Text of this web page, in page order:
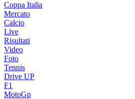
Coppa Italia
Mercato
Calcio
Live
Risultati
Video
Foto
Tennis
Drive UP
F1
MotoGp